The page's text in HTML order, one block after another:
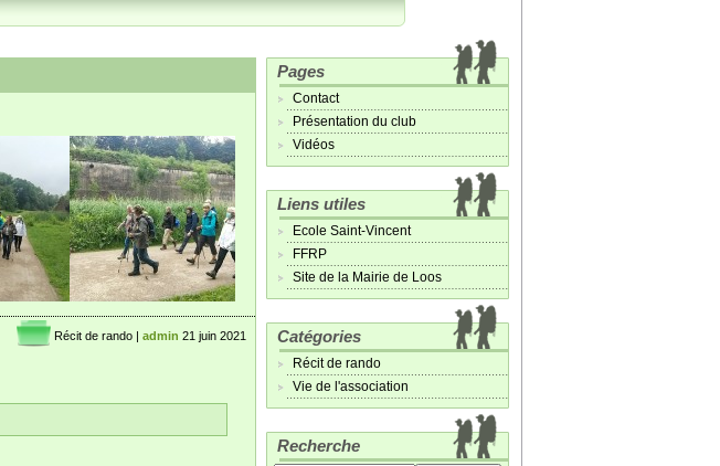
Récit de rando | admin 21 juin 2021
Pages
Contact
Présentation du club
Vidéos
Liens utiles
Ecole Saint-Vincent
FFRP
Site de la Mairie de Loos
Catégories
Récit de rando
Vie de l'association
Recherche